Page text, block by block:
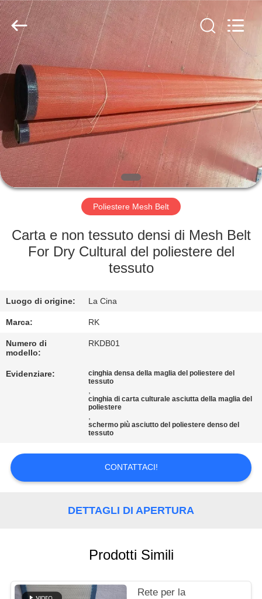
CASA
PRODOTTI
CIRCA
NOI
GIRO
FABBRICA
QUALITÀ
CONTATTICI
NOTIZIE
CITAZIONE
POLICY
2026
Hebei
Reking
Wire
Mesh
Co.,Ltd.
All
Rights
Reserved.
Poliestere Mesh Belt
Carta e non tessuto densi di Mesh Belt
For Dry Cultural del poliestere del
tessuto
Luogo di origine: La Cina
Marca: RK
Numero di
modello:
RKDB01
Evidenziare:
cinghia densa della maglia del poliestere del
tessuto
,
cinghia di carta culturale asciutta della maglia del
poliestere
,
schermo più asciutto del poliestere denso del
tessuto
CONTATTACI!
DETTAGLI DI APERTURA
Prodotti Simili
Rete per la